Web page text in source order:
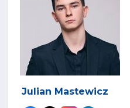
Julian Mastewicz